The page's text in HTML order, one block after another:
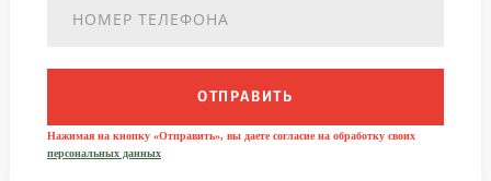
ОТПРАВИТЬ
Нажимая на кнопку «Отправить», вы даете согласие на обработку своих
персональных данных